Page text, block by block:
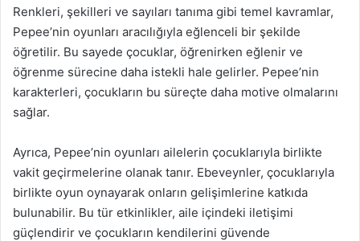
Renkleri, şekilleri ve sayıları tanıma gibi temel kavramlar,
Pepee’nin oyunları aracılığıyla eğlenceli bir şekilde
öğretilir. Bu sayede çocuklar, öğrenirken eğlenir ve
öğrenme sürecine daha istekli hale gelirler. Pepee’nin
karakterleri, çocukların bu süreçte daha motive olmalarını
sağlar.
Ayrıca, Pepee’nin oyunları ailelerin çocuklarıyla birlikte
vakit geçirmelerine olanak tanır. Ebeveynler, çocuklarıyla
birlikte oyun oynayarak onların gelişimlerine katkıda
bulunabilir. Bu tür etkinlikler, aile içindeki iletişimi
güçlendirir ve çocukların kendilerini güvende